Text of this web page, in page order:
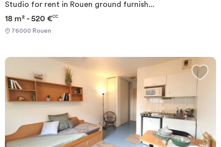
Studio for rent in Rouen ground furnish...
18 m² - 520 €CC
76000 Rouen